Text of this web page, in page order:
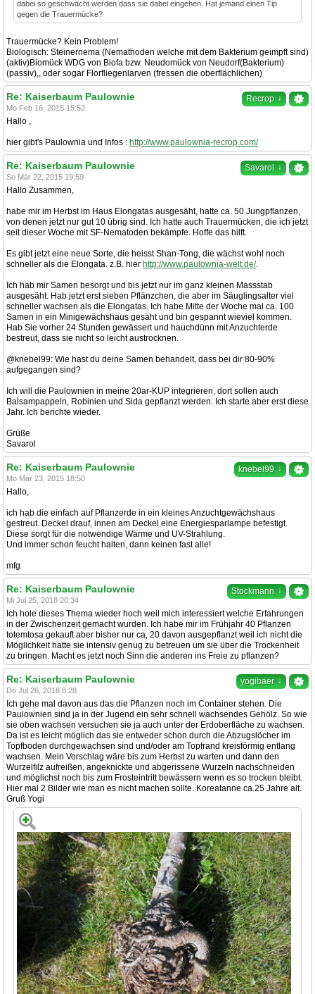
dabei so geschwächt werden dass sie dabei eingehen. Hat jemand einen Tip
gegen die Trauermücke?
Trauermücke? Kein Problem!
Biologisch: Steinernema (Nemathoden welche mit dem Bakterium geimpft sind)
(aktiv)Biomück WDG von Biofa bzw. Neudomück von Neudorf(Bakterium)
(passiv),, oder sogar Florfliegenlarven (fressen die oberflächlichen)
Recrop ↓
Re: Kaiserbaum Paulownie
Mo Feb 16, 2015 15:52
Hallo ,
hier gibt's Paulownia und Infos : http://www.paulownia-recrop.com/
Savarol ↓
Re: Kaiserbaum Paulownie
So Mär 22, 2015 19:59
Hallo Zusammen,
habe mir im Herbst im Haus Elongatas ausgesäht, hatte ca. 50 Jungpflanzen,
von denen jetzt nur gut 10 übrig sind. Ich hatte auch Trauermücken, die ich jetzt
seit dieser Woche mit SF-Nematoden bekämpfe. Hoffe das hilft.
Es gibt jetzt eine neue Sorte, die heisst Shan-Tong, die wächst wohl noch
schneller als die Elongata. z.B. hier http://www.paulownia-welt.de/.
Ich hab mir Samen besorgt und bis jetzt nur im ganz kleinen Massstab
ausgesäht. Hab jetzt erst sieben Pflänzchen, die aber im Säuglingsalter viel
schneller wachsen als die Elongatas. Ich habe Mitte der Woche mal ca. 100
Samen in ein Minigewächshaus gesäht und bin gespannt wieviel kommen.
Hab Sie vorher 24 Stunden gewässert und hauchdünn mit Anzuchterde
bestreut, dass sie nicht so leicht austrocknen.
@knebel99: Wie hast du deine Samen behandelt, dass bei dir 80-90%
aufgegangen sind?
Ich will die Paulownien in meine 20ar-KUP integrieren, dort sollen auch
Balsampappeln, Robinien und Sida gepflanzt werden. Ich starte aber erst diese
Jahr. Ich berichte wieder.
Grüße
Savarol
knebel99 ↓
Re: Kaiserbaum Paulownie
Mo Mär 23, 2015 18:50
Hallo,
ich hab die einfach auf Pflanzerde in ein kleines Anzuchtgewächshaus
gestreut. Deckel drauf, innen am Deckel eine Energiesparlampe befestigt.
Diese sorgt für die notwendige Wärme und UV-Strahlung.
Und immer schon feucht halten, dann keinen fast alle!
mfg
Stockmann ↓
Re: Kaiserbaum Paulownie
Mi Jul 25, 2018 20:34
Ich hole dieses Thema wieder hoch weil mich interessiert welche Erfahrungen
in der Zwischenzeit gemacht wurden. Ich habe mir im Frühjahr 40 Pflanzen
totemtosa gekauft aber bisher nur ca, 20 davon ausgepflanzt weil ich nicht die
Möglichkeit hatte sie intensiv genug zu betreuen um sie über die Trockenheit
zu bringen. Macht es jetzt noch Sinn die anderen ins Freie zu pflanzen?
yogibaer ↓
Re: Kaiserbaum Paulownie
Do Jul 26, 2018 8:28
Ich gehe mal davon aus das die Pflanzen noch im Container stehen. Die
Paulownien sind ja in der Jugend ein sehr schnell wachsendes Gehölz. So wie
sie oben wachsen versuchen sie ja auch unter der Erdoberfläche zu wachsen.
Da ist es leicht möglich das sie entweder schon durch die Abzugslöcher im
Topfboden durchgewachsen sind und/oder am Topfrand kreisförmig entlang
wachsen. Mein Vorschlag wäre bis zum Herbst zu warten und dann den
Wurzelfilz aufreißen, angeknickte und abgerissene Wurzeln nachschneiden
und möglichst noch bis zum Frosteintritt bewässern wenn es so trocken bleibt.
Hier mal 2 Bilder wie man es nicht machen sollte. Koreatanne ca.25 Jahre alt.
Gruß Yogi